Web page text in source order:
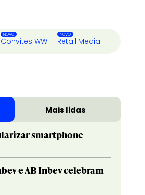
Convites WW Retail Media
Mais lidas
smartphone
e AB Inbev celebram